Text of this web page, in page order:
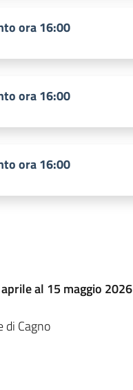
ora 16:00
ora 16:00
ora 16:00
al 15 maggio 2026
di Cagno